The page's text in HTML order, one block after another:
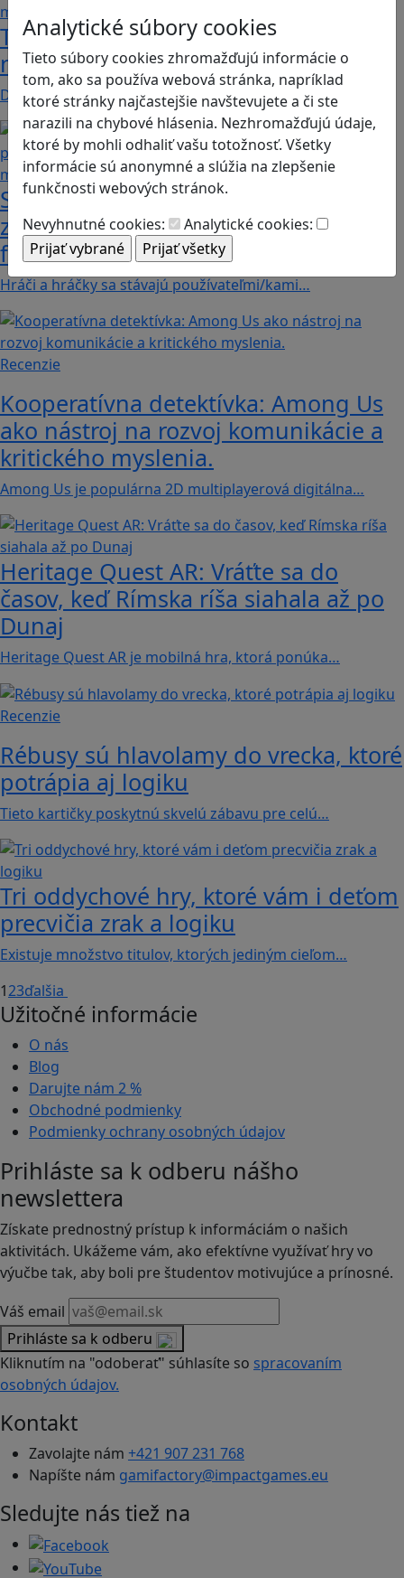
Analytické súbory cookies
Tieto súbory cookies zhromažďujú informácie o
tom, ako sa používa webová stránka, napríklad
ktoré stránky najčastejšie navštevujete a či ste
narazili na chybové hlásenia. Nezhromažďujú údaje,
ktoré by mohli odhaliť vašu totožnosť. Všetky
informácie sú anonymné a slúžia na zlepšenie
funkčnosti webových stránok.
Nevyhnutné cookies:
Analytické cookies:
Tick Tock: A Tale for Tw‪o je hra s
netradičnou mechanikou spolupráce
Dvaja hráči simultánne lúštia bizarné logické…
Stanete sa influencerom, keď budete
zdieľať iba pravdivé, nie alternatívne
fakty? Dozviete sa v hre Follow me
Hráči a hráčky sa stávajú používateľmi/kami…
Recenzie
Kooperatívna detektívka: Among Us
ako nástroj na rozvoj komunikácie a
kritického myslenia.
Among Us je populárna 2D multiplayerová digitálna…
Heritage Quest AR: Vráťte sa do
časov, keď Rímska ríša siahala až po
Dunaj
Heritage Quest AR je mobilná hra, ktorá ponúka…
Recenzie
Rébusy sú hlavolamy do vrecka, ktoré
potrápia aj logiku
Tieto kartičky poskytnú skvelú zábavu pre celú…
Tri oddychové hry, ktoré vám i deťom
precvičia zrak a logiku
Existuje množstvo titulov, ktorých jediným cieľom…
123ďalšia
Užitočné informácie
O nás
Blog
Darujte nám 2 %
Obchodné podmienky
Podmienky ochrany osobných údajov
Prihláste sa k odberu nášho
newslettera
Získate prednostný prístup k informáciám o našich
aktivitách. Ukážeme vám, ako efektívne využívať hry vo
výučbe tak, aby boli pre študentov motivujúce a prínosné.
Váš email
Prihláste sa k odberu
Kliknutím na "odoberať" súhlasíte so spracovaním
osobných údajov.
Kontakt
Zavolajte nám +421 907 231 768
Napíšte nám gamifactory@impactgames.eu
Sledujte nás tiež na